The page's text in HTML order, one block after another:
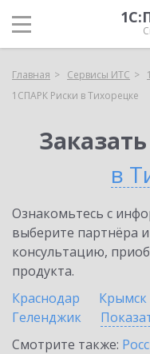
Главная Сервисы ИТС
1СПАРК Риски в Тихорецке
в
Ознакомьтесь с
выберите партнёра
консультацию,
продукта.
Краснодар
Крымск
Геленджик
Смотрите также: